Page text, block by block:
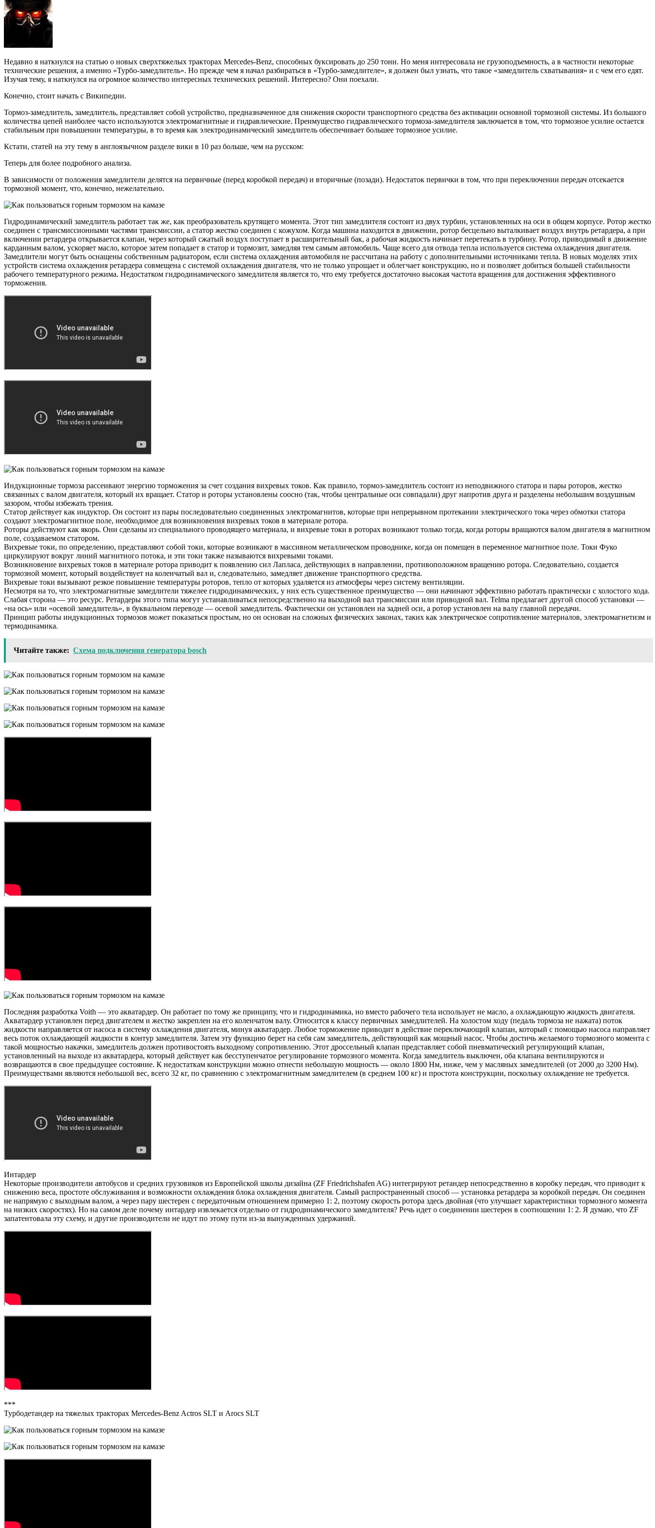
Недавно я наткнулся на статью о новых сверхтяжелых тракторах Mercedes-Benz, способных буксировать до 250 тонн. Но меня интересовала не грузоподъемность, а в частности некоторые
технические решения, а именно «Турбо-замедлитель». Но прежде чем я начал разбираться в «Турбо-замедлителе», я должен был узнать, что такое «замедлитель схватывания» и с чем его едят.
Изучая тему, я наткнулся на огромное количество интересных технических решений. Интересно? Они поехали.
Конечно, стоит начать с Википедии.
Тормоз-замедлитель, замедлитель, представляет собой устройство, предназначенное для снижения скорости транспортного средства без активации основной тормозной системы. Из большого
количества цепей наиболее часто используются электромагнитные и гидравлические. Преимущество гидравлического тормоза-замедлителя заключается в том, что тормозное усилие остается
стабильным при повышении температуры, в то время как электродинамический замедлитель обеспечивает большее тормозное усилие.
Кстати, статей на эту тему в англоязычном разделе вики в 10 раз больше, чем на русском:
Теперь для более подробного анализа.
В зависимости от положения замедлители делятся на первичные (перед коробкой передач) и вторичные (позади). Недостаток первички в том, что при переключении передач отсекается
тормозной момент, что, конечно, нежелательно.
Гидродинамический замедлитель работает так же, как преобразователь крутящего момента. Этот тип замедлителя состоит из двух турбин, установленных на оси в общем корпусе. Ротор жестко
соединен с трансмиссионными частями трансмиссии, а статор жестко соединен с кожухом. Когда машина находится в движении, ротор бесцельно выталкивает воздух внутрь ретардера, а при
включении ретардера открывается клапан, через который сжатый воздух поступает в расширительный бак, а рабочая жидкость начинает перетекать в турбину. Ротор, приводимый в движение
карданным валом, ускоряет масло, которое затем попадает в статор и тормозит, замедляя тем самым автомобиль. Чаще всего для отвода тепла используется система охлаждения двигателя.
Замедлители могут быть оснащены собственным радиатором, если система охлаждения автомобиля не рассчитана на работу с дополнительными источниками тепла. В новых моделях этих
устройств система охлаждения ретардера совмещена с системой охлаждения двигателя, что не только упрощает и облегчает конструкцию, но и позволяет добиться большей стабильности
рабочего температурного режима. Недостатком гидродинамического замедлителя является то, что ему требуется достаточно высокая частота вращения для достижения эффективного
торможения.
Индукционные тормоза рассеивают энергию торможения за счет создания вихревых токов. Как правило, тормоз-замедлитель состоит из неподвижного статора и пары роторов, жестко
связанных с валом двигателя, который их вращает. Статор и роторы установлены соосно (так, чтобы центральные оси совпадали) друг напротив друга и разделены небольшим воздушным
зазором, чтобы избежать трения.
Статор действует как индуктор. Он состоит из пары последовательно соединенных электромагнитов, которые при непрерывном протекании электрического тока через обмотки статора
создают электромагнитное поле, необходимое для возникновения вихревых токов в материале ротора.
Роторы действуют как якорь. Они сделаны из специального проводящего материала, и вихревые токи в роторах возникают только тогда, когда роторы вращаются валом двигателя в магнитном
поле, создаваемом статором.
Вихревые токи, по определению, представляют собой токи, которые возникают в массивном металлическом проводнике, когда он помещен в переменное магнитное поле. Токи Фуко
циркулируют вокруг линий магнитного потока, и эти токи также называются вихревыми токами.
Возникновение вихревых токов в материале ротора приводит к появлению сил Лапласа, действующих в направлении, противоположном вращению ротора. Следовательно, создается
тормозной момент, который воздействует на коленчатый вал и, следовательно, замедляет движение транспортного средства.
Вихревые токи вызывают резкое повышение температуры роторов, тепло от которых удаляется из атмосферы через систему вентиляции.
Несмотря на то, что электромагнитные замедлители тяжелее гидродинамических, у них есть существенное преимущество — они начинают эффективно работать практически с холостого хода.
Слабая сторона — это ресурс. Ретардеры этого типа могут устанавливаться непосредственно на выходной вал трансмиссии или приводной вал. Telma предлагает другой способ установки —
«на ось» или «осевой замедлитель», в буквальном переводе — осевой замедлитель. Фактически он установлен на задней оси, а ротор установлен на валу главной передачи.
Принцип работы индукционных тормозов может показаться простым, но он основан на сложных физических законах, таких как электрическое сопротивление материалов, электромагнетизм и
термодинамика.
Читайте также: Схема подключения генератора bosch
Последняя разработка Voith — это акватардер. Он работает по тому же принципу, что и гидродинамика, но вместо рабочего тела использует не масло, а охлаждающую жидкость двигателя.
Акватардер установлен перед двигателем и жестко закреплен на его коленчатом валу. Относится к классу первичных замедлителей. На холостом ходу (педаль тормоза не нажата) поток
жидкости направляется от насоса в систему охлаждения двигателя, минуя акватардер. Любое торможение приводит в действие переключающий клапан, который с помощью насоса направляет
весь поток охлаждающей жидкости в контур замедлителя. Затем эту функцию берет на себя сам замедлитель, действующий как мощный насос. Чтобы достичь желаемого тормозного момента с
такой мощностью накачки, замедлитель должен противостоять выходному сопротивлению. Этот дроссельный клапан представляет собой пневматический регулирующий клапан,
установленный на выходе из акватардера, который действует как бесступенчатое регулирование тормозного момента. Когда замедлитель выключен, оба клапана вентилируются и
возвращаются в свое предыдущее состояние. К недостаткам конструкции можно отнести небольшую мощность — около 1800 Нм, ниже, чем у масляных замедлителей (от 2000 до 3200 Нм).
Преимуществами являются небольшой вес, всего 32 кг, по сравнению с электромагнитным замедлителем (в среднем 100 кг) и простота конструкции, поскольку охлаждение не требуется.
Интардер
Некоторые производители автобусов и средних грузовиков из Европейской школы дизайна (ZF Friedrichshafen AG) интегрируют ретандер непосредственно в коробку передач, что приводит к
снижению веса, простоте обслуживания и возможности охлаждения блока охлаждения двигателя. Самый распространенный способ — установка ретардера за коробкой передач. Он соединен
не напрямую с выходным валом, а через пару шестерен с передаточным отношением примерно 1: 2, поэтому скорость ротора здесь двойная (что улучшает характеристики тормозного момента
на низких скоростях). Но на самом деле почему интардер извлекается отдельно от гидродинамического замедлителя? Речь идет о соединении шестерен в соотношении 1: 2. Я думаю, что ZF
запатентовала эту схему, и другие производители не идут по этому пути из-за вынужденных удержаний.
***
Турбодетандер на тяжелых тракторах Mercedes-Benz Actros SLT и Arocs SLT